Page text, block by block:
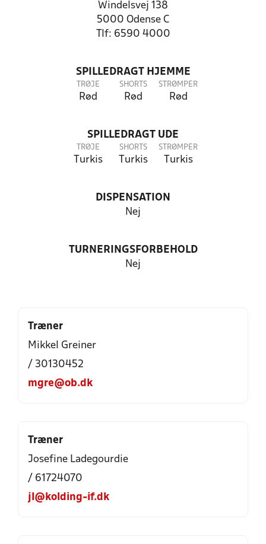
Windelsvej 138
5000 Odense C
Tlf: 6590 4000
SPILLEDRAGT HJEMME
TRØJE
Rød
SHORTS
Rød
STRØMPER
Rød
SPILLEDRAGT UDE
TRØJE
Turkis
SHORTS
Turkis
STRØMPER
Turkis
DISPENSATION
Nej
TURNERINGSFORBEHOLD
Nej
Træner
Mikkel Greiner
/ 30130452
mgre@ob.dk
Træner
Josefine Ladegourdie
/ 61724070
jl@kolding-if.dk